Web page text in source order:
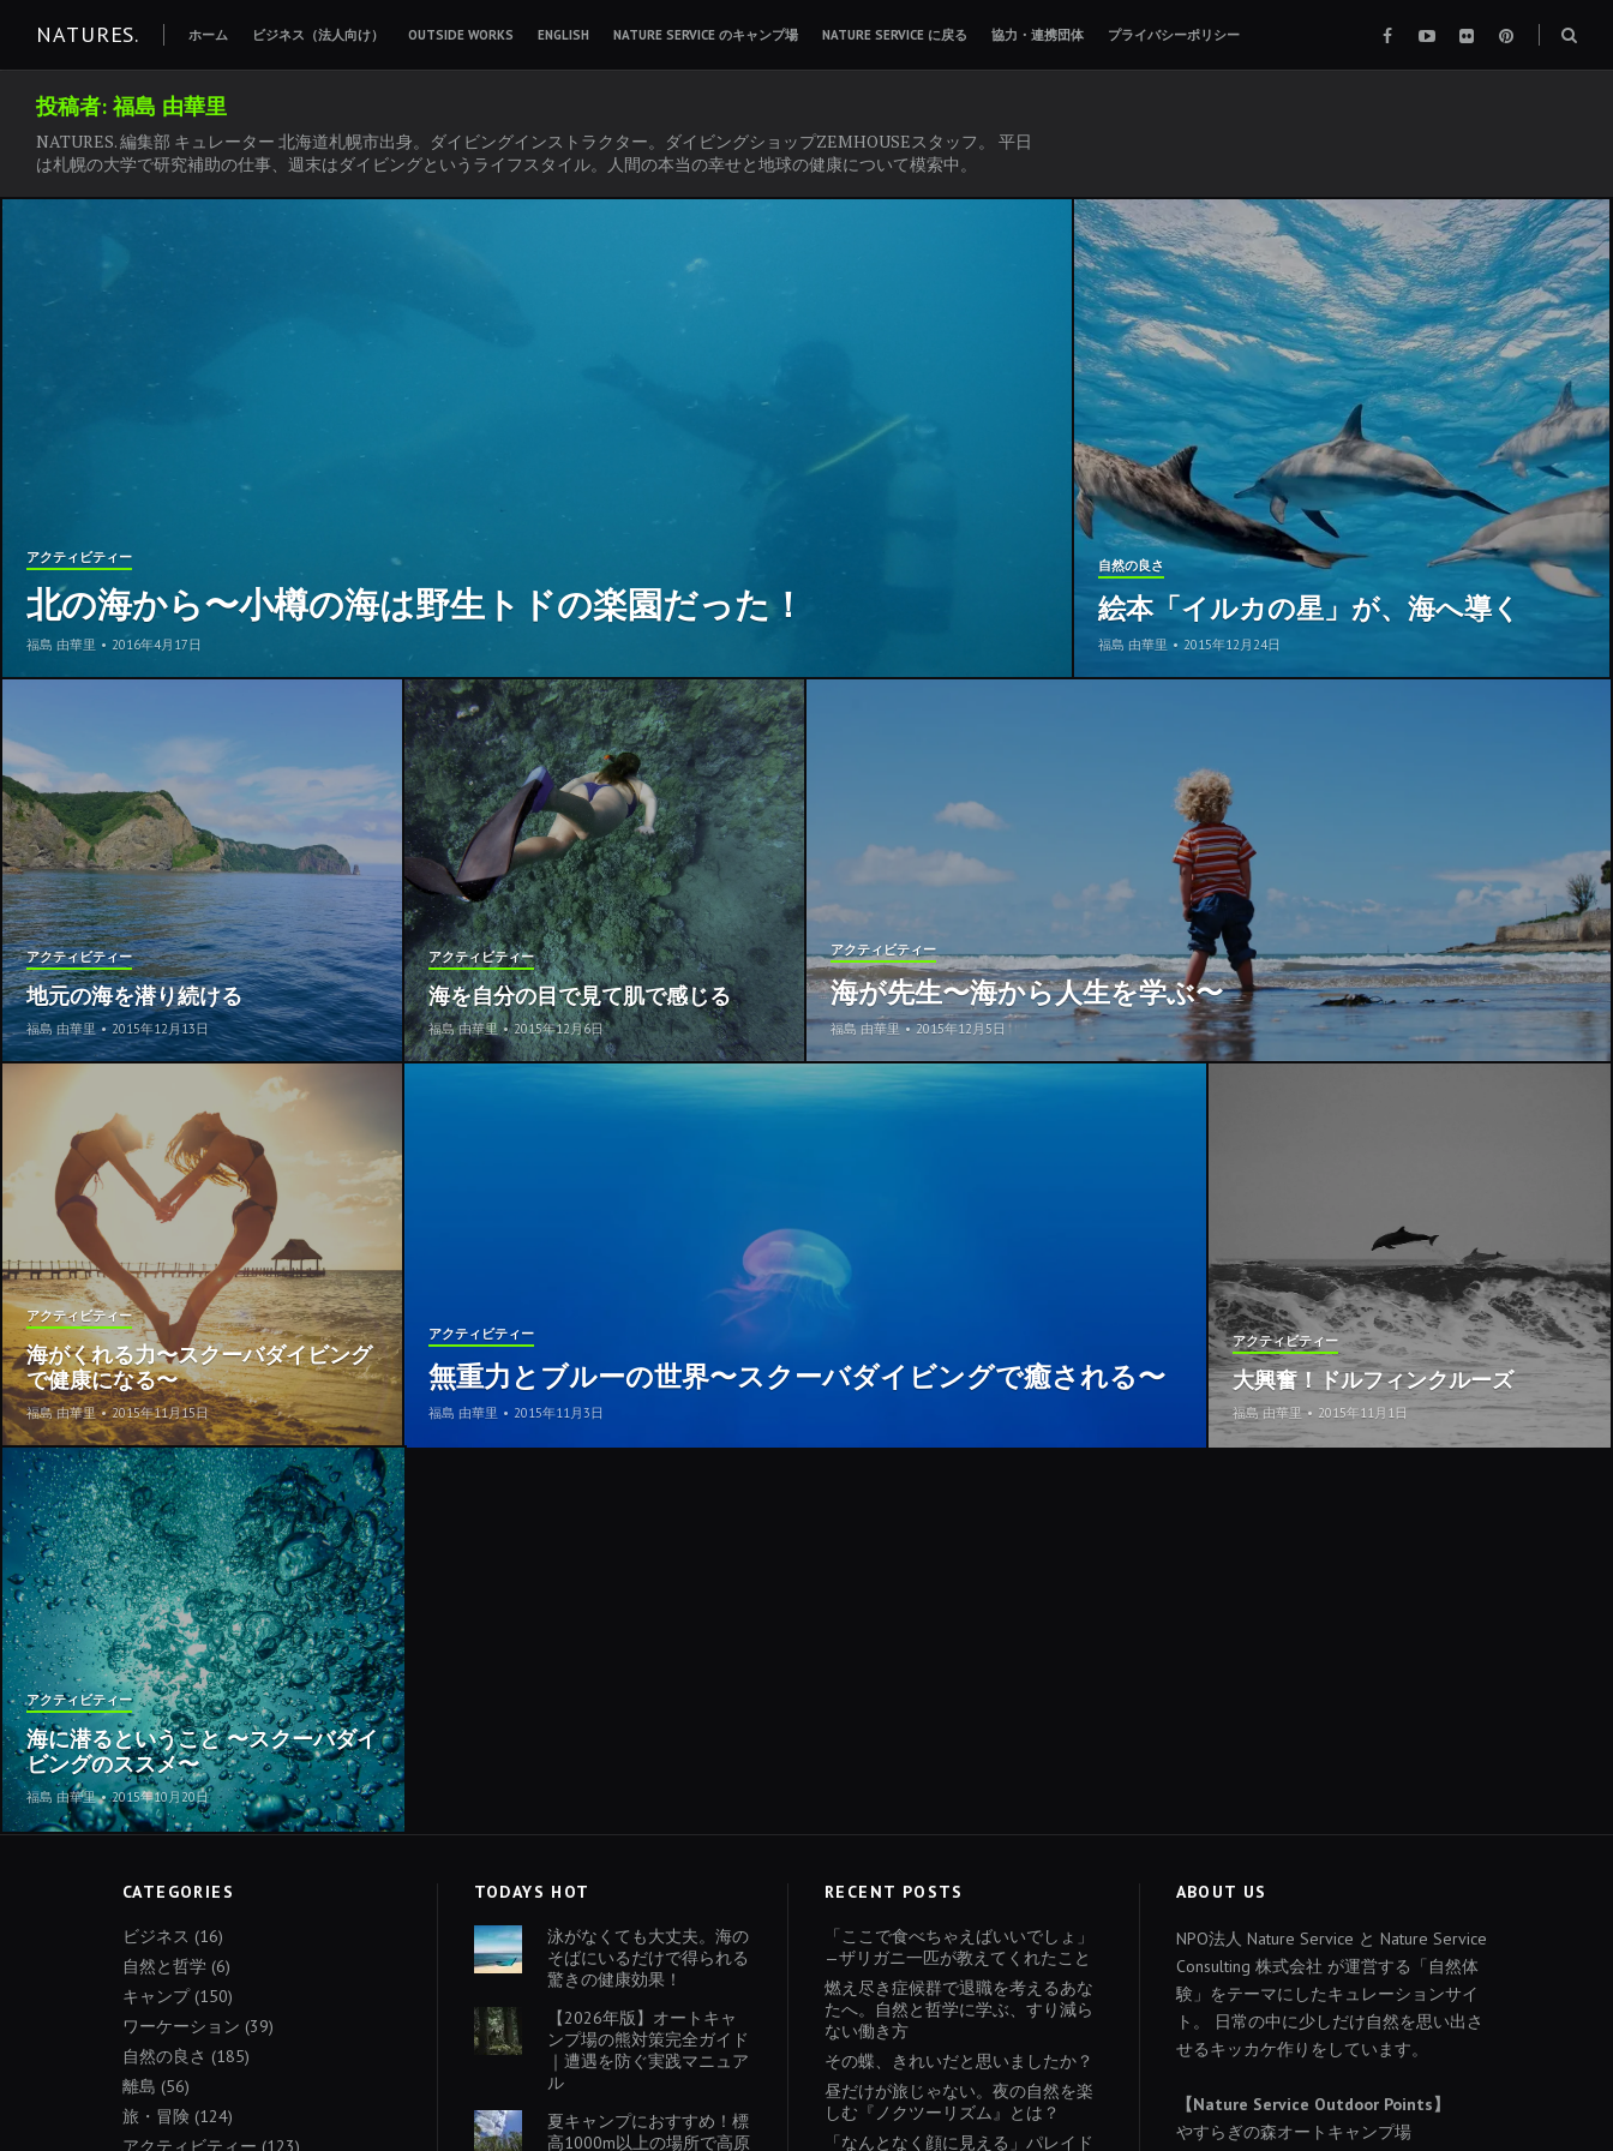
NATURES. ホーム ビジネス（法人向け） OUTSIDE WORKS ENGLISH NATURE SERVICE のキャンプ場 NATURE SERVICE に戻る 協力・連携団体 プライバシーポリシー FacebookYouTube
flickr pinterest
ボ
投稿者: 福島 由華里
NATURES. 編集部 キュレーター 北海道札幌市出身。ダイビングインストラクター。ダイビングショップZEMHOUSEスタッフ。 平日
は札幌の大学で研究補助の仕事、週末はダイビングというライフスタイル。人間の本当の幸せと地球の健康について模索中。
アクティビティー
北の海から〜小樽の海は野生トドの楽園だった！
福島 由華里 • 2016年4月17日
自然の良さ
絵本「イルカの星」が、海へ導く
福島 由華里 • 2015年12月24日
アクティビティー
地元の海を潜り続ける
福島 由華里 • 2015年12月13日
アクティビティー
海を自分の目で見て肌で感じる
福島 由華里 • 2015年12月6日
アクティビティー
海が先生〜海から人生を学ぶ〜
福島 由華里 • 2015年12月5日
アクティビティー
海がくれる力〜スクーバダイビング
で健康になる〜
福島 由華里 • 2015年11月15日
アクティビティー
無重力とブルーの世界〜スクーバダイビングで癒される〜
福島 由華里 • 2015年11月3日
アクティビティー
大興奮！ドルフィンクルーズ
福島 由華里 • 2015年11月1日
アクティビティー
海に潜るということ 〜スクーバダイ
ビングのススメ〜
福島 由華里 • 2015年10月20日
CATEGORIES
ビジネス (16)
自然と哲学 (6)
キャンプ(150)
ワーケーション (39)
自然の良さ (185)
離島 (56)
旅・冒険 (124)
アクティビティー (123)
TODAYS HOT
泳がなくても大丈夫。海の
そばにいるだけで得られる
驚きの健康効果！
【2026年版】オートキャ
ンプ場の熊対策完全ガイド
｜遭遇を防ぐ実践マニュア
ル
夏キャンプにおすすめ！標
高1000m以上の場所で高原
RECENT POSTS
「ここで食べちゃえばいいでしょ」
—ザリガニ一匹が教えてくれたこと
燃え尽き症候群で退職を考えるあな
たへ。自然と哲学に学ぶ、すり減ら
ない働き方
その蝶、きれいだと思いましたか？
昼だけが旅じゃない。夜の自然を楽
しむ『ノクツーリズム』とは？
「なんとなく顔に見える」パレイド
ABOUT US
NPO法人 Nature Service と Nature Service
Consulting 株式会社 が運営する「自然体
験」をテーマにしたキュレーションサイ
ト。 日常の中に少しだけ自然を思い出さ
せるキッカケ作りをしています。
【Nature Service Outdoor Points】
やすらぎの森オートキャンプ場